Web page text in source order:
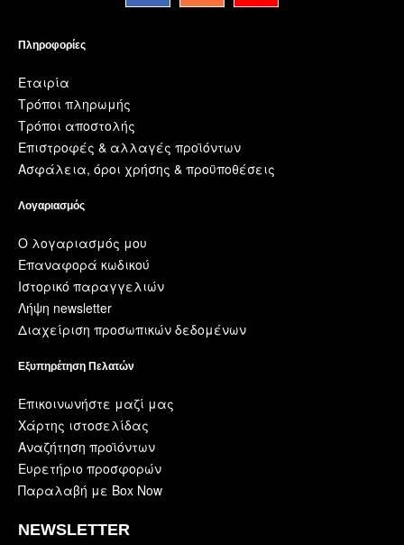
Πληροφορίες
Εταιρία
Τρόποι πληρωμής
Τρόποι αποστολής
Επιστροφές & αλλαγές προϊόντων
Ασφάλεια, όροι χρήσης & προϋποθέσεις
Λογαριασμός
Ο λογαριασμός μου
Επαναφορά κωδικού
Ιστορικό παραγγελιών
Λήψη newsletter
Διαχείριση προσωπικών δεδομένων
Εξυπηρέτηση Πελατών
Επικοινωνήστε μαζί μας
Χάρτης ιστοσελίδας
Αναζήτηση προϊόντων
Ευρετήριο προσφορών
Παραλαβή με Box Now
NEWSLETTER